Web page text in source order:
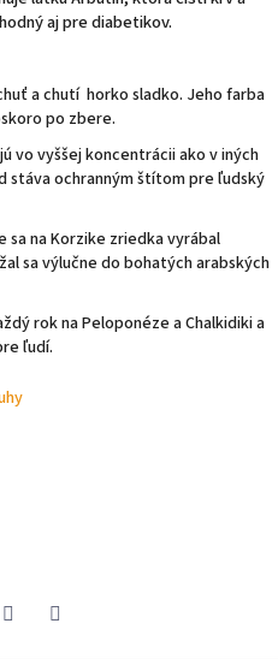
aj pre diabetikov.
a chutí horko sladko. Jeho farba
po zbere.
vo vyššej koncentrácii ako v iných
stáva ochranným štítom pre ľudský
sa na Korzike zriedka vyrábal
sa výlučne do bohatých arabských
rok na Peloponéze a Chalkidiki a
ľudí.